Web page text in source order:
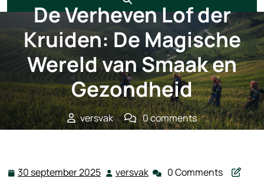
De Verheven Lof der
Kruiden: De Magische
Wereld van Smaak en
Gezondheid
versvak
0 comments
30 september 2025 30 versvak versvak0 Comments